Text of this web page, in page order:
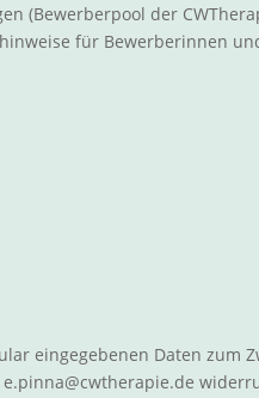
(Bewerberpool der
für Bewerberinnen
eingegebenen Daten zum
e.pinna@cwtherapie.de